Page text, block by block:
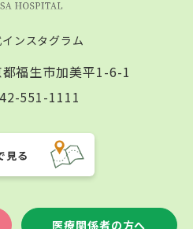
ンスタグラム
都福生市加美平1-6-1
551-1111
見る
医療関係者の方へ